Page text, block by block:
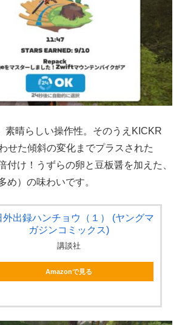
素晴らしい操作性。そのうえKICKR
せた傾斜の変化までプラスされた
付け！うずらの卵と豆板醤を加えた、
め）の味わいです。
外出録ハンチョウ（１） (ヤングマ
ガジンコミックス)
講談社
Amazonで見る